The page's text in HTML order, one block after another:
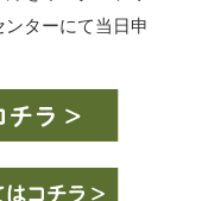
ターにて当日申